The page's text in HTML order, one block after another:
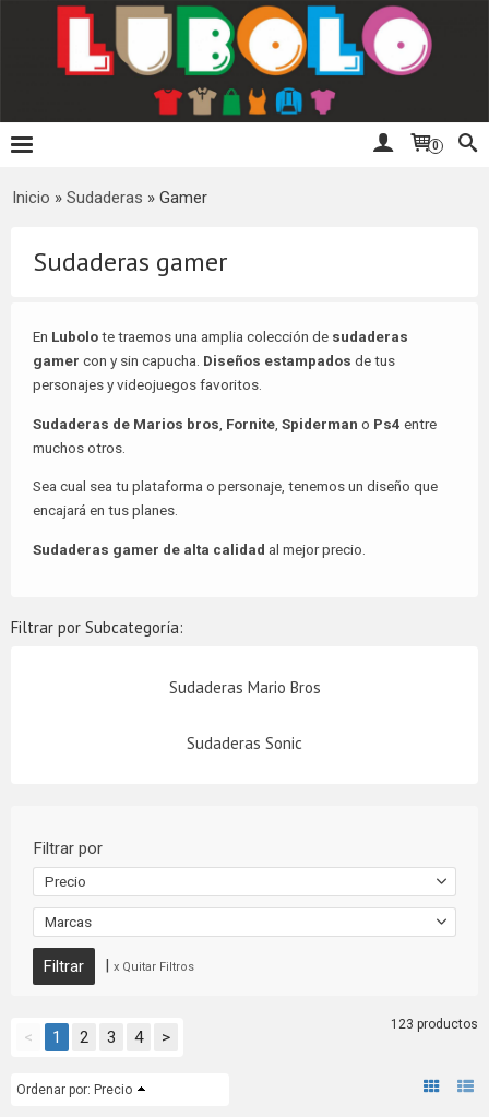
0
Inicio » Sudaderas » Gamer
Sudaderas gamer
En Lubolote traemos una amplia colección de sudaderas
gamer con y sin capucha. Diseños estampados de tus
personajes y videojuegos favoritos.
Sudaderas de Marios bros Fornite Spiderman o Ps4 entre
muchos otros.
Sea cual sea tu plataforma o personaje, tenemos un diseño que
encajará en tus planes.
Sudaderas gamer de alta calidad al mejor precio.
Filtrar por Subcategoría:
Sudaderas Mario Bros
Sudaderas Sonic
Filtrar por
Precio
Marcas
| x Quitar Filtros
< 1 2 3 4 >
123 productos
Ordenar por: Precio